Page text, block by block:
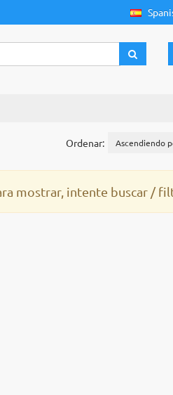
Ordenar: Ascendiendo
mostrar, intente buscar /